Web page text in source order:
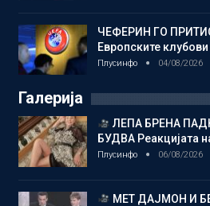
ЧЕФЕРИН ГО
Европските
Плусинфо 04/08/2026
Галерија
ЛЕПА БРЕНА
БУДВА Реакцијата
Плусинфо 06/08/2026
МЕТ ДАЈМОН И